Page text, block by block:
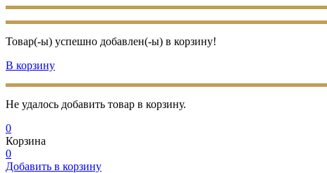
Товар(-ы) успешно добавлен(-ы) в корзину!
В корзину
Не удалось добавить товар в корзину.
0
Корзина
0
Добавить в корзину